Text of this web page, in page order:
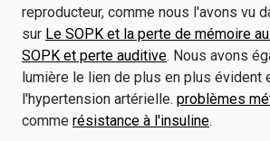
reproducteur, comme nous l'avons vu
sur Le SOPK et la perte de mémoire
SOPK et perte auditive. Nous avons
lumière le lien de plus en plus évident
l'hypertension artérielle. problèmes
comme résistance à l'insuline.